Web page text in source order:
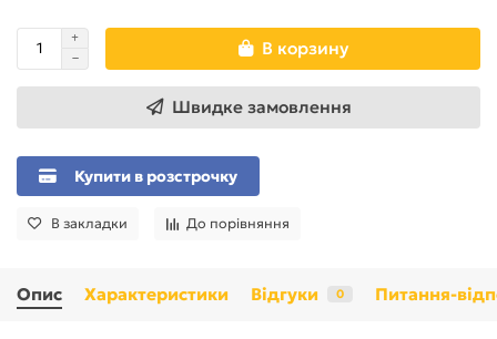
В корзину
Швидке замовлення
Купити в розстрочку
В закладки До порівняння
Опис Характеристики Відгуки 0 Питання-